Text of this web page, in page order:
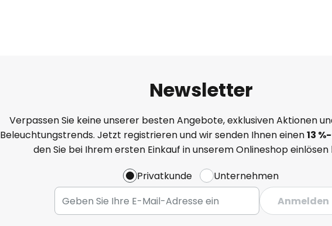
Newsletter
Verpassen Sie keine unserer besten Angebote, exklusiven Aktionen
Beleuchtungstrends. Jetzt registrieren und wir senden Ihnen einen13 %-
den Sie bei Ihrem ersten Einkauf in unserem Onlineshop einlösen
Privatkunde
Unternehmen
Anmelden